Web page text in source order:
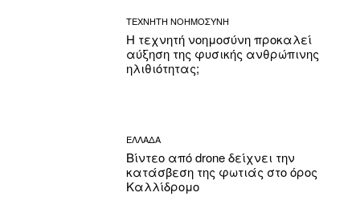
ΤΕΧΝΗΤΗ ΝΟΗΜΟΣΥΝΗ
Η τεχνητή νοημοσύνη προκαλεί
αύξηση της φυσικής ανθρώπινης
ηλιθιότητας;
ΕΛΛΑΔΑ
Βίντεο από drone δείχνει την
κατάσβεση της φωτιάς στο όρος
Καλλίδρομο